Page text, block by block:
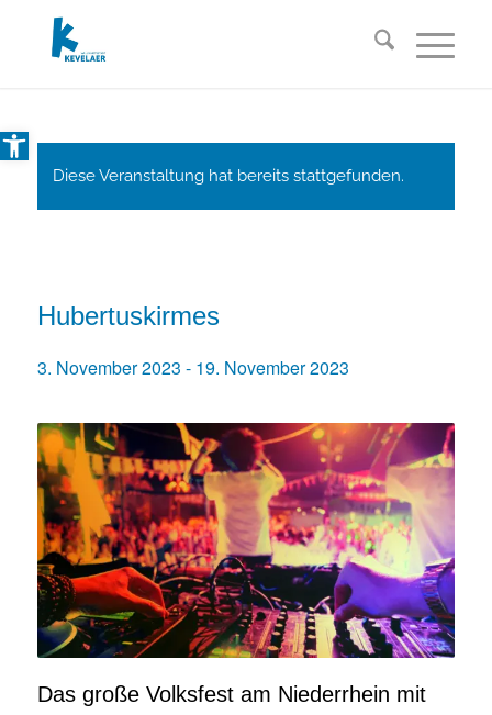
Open toolbar
Diese Veranstaltung hat bereits stattgefunden.
Hubertuskirmes
3. November 2023 - 19. November 2023
Das große Volksfest am Niederrhein mit